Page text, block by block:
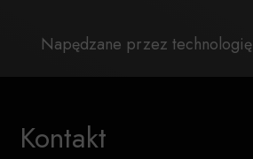
Napędzane przez technologię
Kontakt